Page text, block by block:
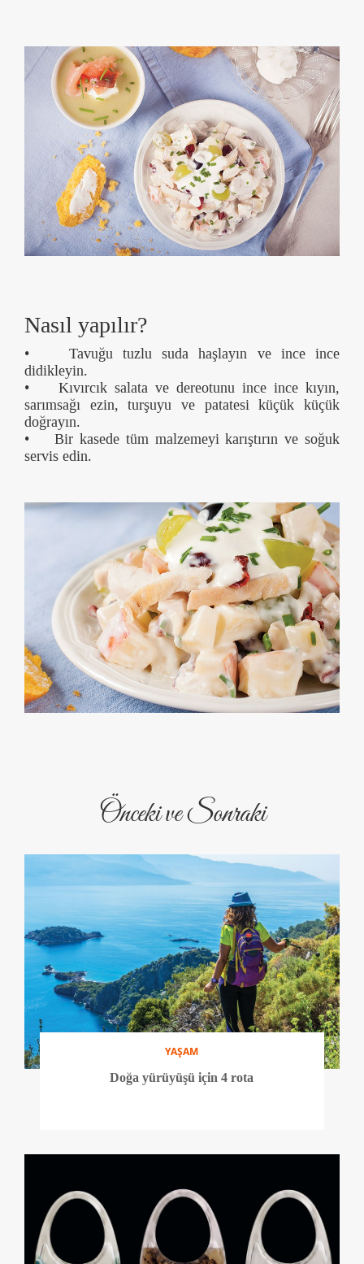
Nasıl yapılır?
• Tavuğu tuzlu suda haşlayın ve ince ince
didikleyin.
• Kıvırcık salata ve dereotunu ince ince kıyın,
sarımsağı ezin, turşuyu ve patatesi küçük küçük
doğrayın.
• Bir kasede tüm malzemeyi karıştırın ve soğuk
servis edin.
Önceki ve Sonraki
YAŞAM
Doğa yürüyüşü için 4 rota